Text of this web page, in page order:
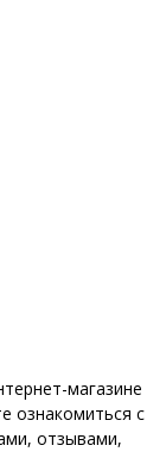
магазине
ознакомиться с
отзывами,